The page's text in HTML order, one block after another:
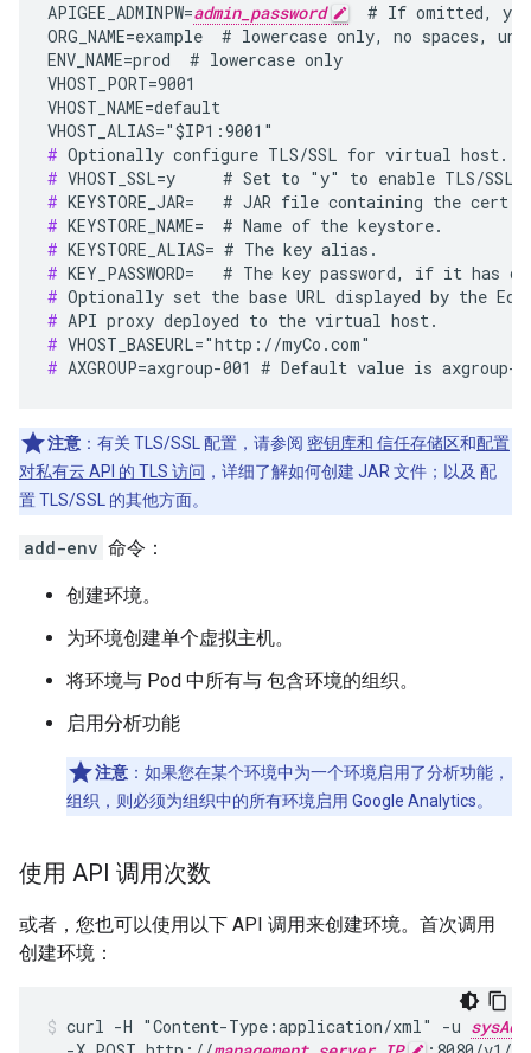
APIGEE_ADMINPW=admin_password
# If omitted,
ORG_NAME=example  # lowercase only, no spaces,
ENV_NAME=prod  # lowercase only
VHOST_PORT=9001
VHOST_NAME=default
#
#
#
#
#
#
#
#
#
# AXGROUP=axgroup-001 # Default value is axgroup-
注意 ：有关 TLS/SSL 配置，请参阅 密钥库和 信任存储区和配置
对私有云 API 的 TLS 访问 ，详细了解如何创建 JAR 文件；以及 配
置 TLS/SSL 的其他方面。
add-env 命令：
创建环境。
为环境创建单个虚拟主机。
将环境与 Pod 中所有与 包含环境的组织。
启用分析功能
注意 ：如果您在某个环境中为一个环境启用了分析功能，
组织，则必须为组织中的所有环境启用 Google Analytics。
使用 API 调用次数
或者，您也可以使用以下 API 调用来创建环境。首次调用
创建环境：
curl -H "Content-Type:application/xml" -u